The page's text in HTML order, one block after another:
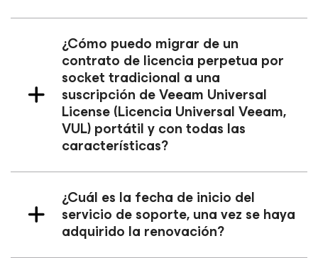
¿Cómo puedo migrar de un
contrato de licencia perpetua por
socket tradicional a una
suscripción de Veeam Universal
License (Licencia Universal Veeam,
VUL) portátil y con todas las
características?
¿Cuál es la fecha de inicio del
servicio de soporte, una vez se haya
adquirido la renovación?